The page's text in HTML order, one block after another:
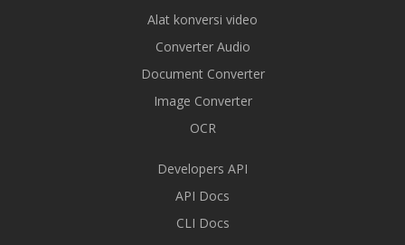
Alat konversi video
Converter Audio
Document Converter
Image Converter
OCR
Developers API
API Docs
CLI Docs